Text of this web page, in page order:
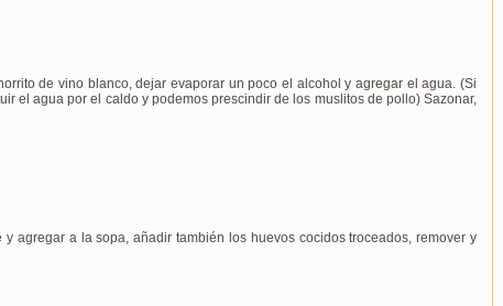
de vino blanco, dejar evaporar un poco el alcohol y agregar el agua. (Si
el agua por el caldo y podemos prescindir de los muslitos de pollo) Sazonar,
agregar a la sopa, añadir también los huevos cocidos troceados, remover y